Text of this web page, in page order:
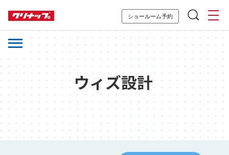
ショールーム予約
ウィズ設計